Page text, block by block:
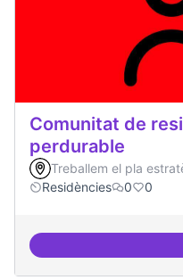
Comunitat de
perdurable
Treballem el pla
Residències
0 0